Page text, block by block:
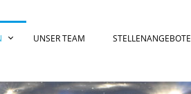
UNSER TEAM STELLENANGEBOTE